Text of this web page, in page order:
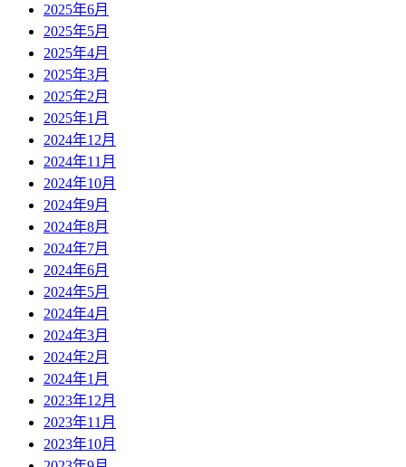
2025年6月
2025年5月
2025年4月
2025年3月
2025年2月
2025年1月
2024年12月
2024年11月
2024年10月
2024年9月
2024年8月
2024年7月
2024年6月
2024年5月
2024年4月
2024年3月
2024年2月
2024年1月
2023年12月
2023年11月
2023年10月